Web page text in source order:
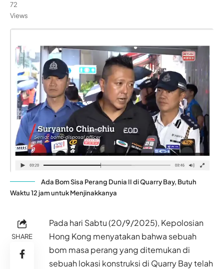
72
Views
Ada Bom Sisa Perang Dunia II di Quarry Bay, Butuh
Waktu 12 jam untuk Menjinakkanya
SHARE
Pada hari Sabtu (20/9/2025), Kepolosian
Hong Kong menyatakan bahwa sebuah
bom masa perang yang ditemukan di
sebuah lokasi konstruksi di Quarry Bay telah